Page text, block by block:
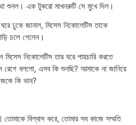
শুনল। এক টুকরো মাখনরুটি সে মুখে দিল।
ঢুকে জানাল, মিসেস নিকোলেটিস তাকে
চলে গেলেন।
মিসেস নিকোলেটিস তার ঘরে পায়চারি করতে
রেগে বললো, এসব কি শুনছি? আমাকে না জানিয়ে
কি ভাব?
তোমাকে বিশ্বাস করে, তোমার সব কাজে সম্মতি